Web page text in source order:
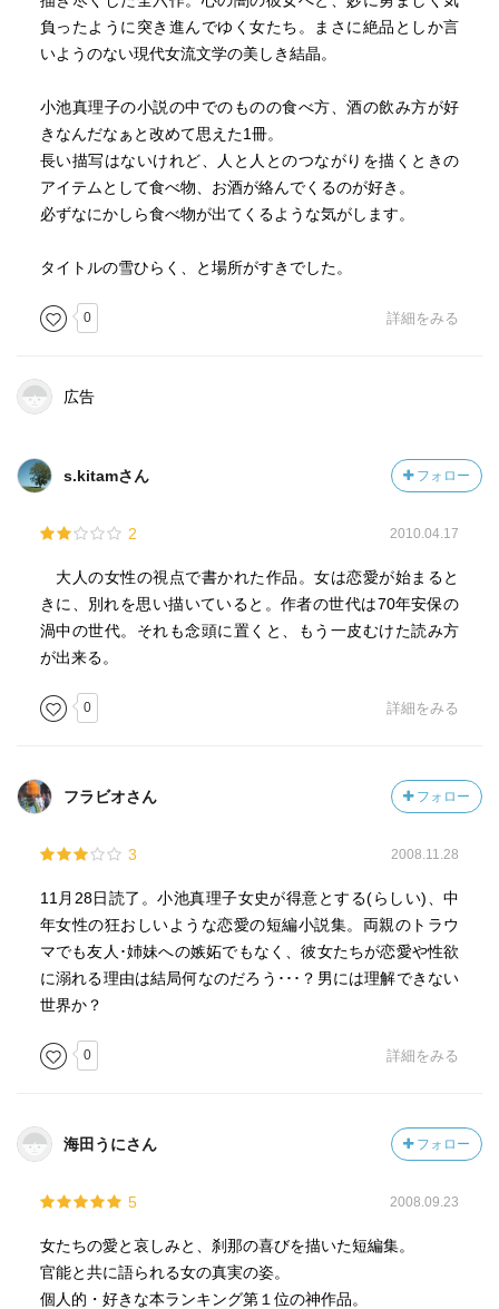
負ったように突き進んでゆく女たち。まさに絶品としか言
いようのない現代女流文学の美しき結晶。
小池真理子の小説の中でのものの食べ方、酒の飲み方が好
きなんだなぁと改めて思えた1冊。
長い描写はないけれど、人と人とのつながりを描くときの
アイテムとして食べ物、お酒が絡んでくるのが好き。
必ずなにかしら食べ物が出てくるような気がします。
タイトルの雪ひらく、と場所がすきでした。
0 詳細をみる
広告
s.kitamさん フォロー
2 2010.04.17
大人の女性の視点で書かれた作品。女は恋愛が始まると
きに、別れを思い描いていると。作者の世代は70年安保の
渦中の世代。それも念頭に置くと、もう一皮むけた読み方
が出来る。
0 詳細をみる
フラビオさん フォロー
3 2008.11.28
11月28日読了。小池真理子女史が得意とする(らしい)、中
年女性の狂おしいような恋愛の短編小説集。両親のトラウ
マでも友人･姉妹への嫉妬でもなく、彼女たちが恋愛や性欲
に溺れる理由は結局何なのだろう･･･？男には理解できない
世界か？
0 詳細をみる
海田うにさん フォロー
5 2008.09.23
女たちの愛と哀しみと、刹那の喜びを描いた短編集。
官能と共に語られる女の真実の姿。
個人的・好きな本ランキング第１位の神作品。